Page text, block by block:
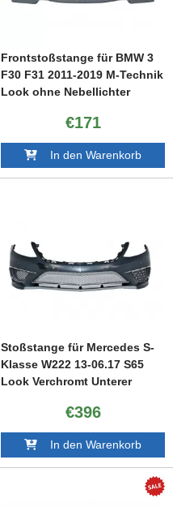
Frontstoßstange für BMW 3
F30 F31 2011-2019 M-Technik
Look ohne Nebellichter
€171
In den Warenkorb
Stoßstange für Mercedes S-
Klasse W222 13-06.17 S65
Look Verchromt Unterer
€396
In den Warenkorb